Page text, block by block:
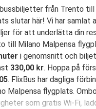
från Trento till
slutar här! Vi har samlat
för att underlätta din
till Milano Malpensa
i genomsnitt och
330,00 kr. Hoppa på
. FlixBus har dagliga
Malpensa flygplats.
som gratis Wi-Fi,